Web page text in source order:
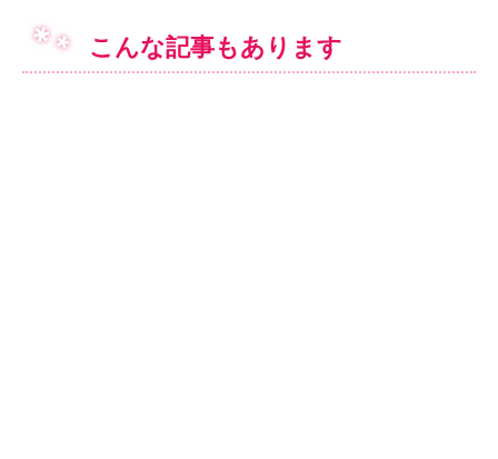
こんな記事もあります